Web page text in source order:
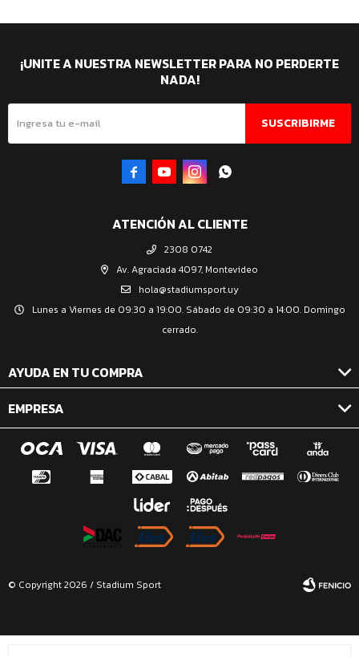
ATENCIÓN AL CLIENTE
2308 0742
Av. Agraciada 4097, Montevideo
hola@stadiumsport.uy
Lunes a Viernes de 09:30 a 19:00. Sábado de 09:30 a 14:00. Domingo
cerrado.
AYUDA EN TU COMPRA
EMPRESA
¡UNITE A NUESTRA NEWSLETTER PARA NO PERDERTE
NADA!
SUSCRIBIRME
   
© Copyright 2026 / Stadium Sport